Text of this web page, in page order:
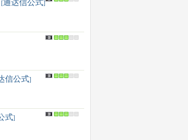
[通达信公式]
信公式]
式]